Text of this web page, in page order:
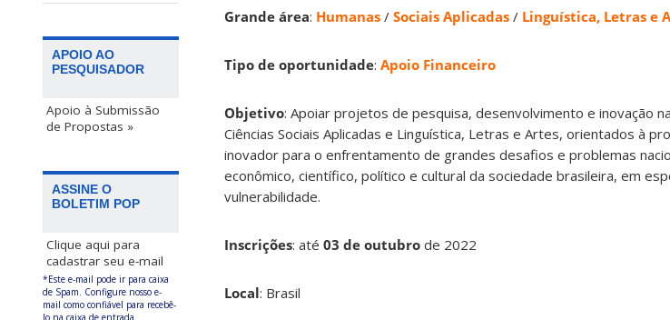
APOIO AO
PESQUISADOR
Apoio à Submissão
de Propostas »
ASSINE O
BOLETIM POP
Clique aqui para
cadastrar seu e-mail
*Este e-mail pode ir para caixa
de Spam. Configure nosso e-
mail como confiável para recebê-
lo na caixa de entrada.
Grande área: Humanas / Sociais Aplicadas / Linguística, Letras e
Tipo de oportunidade: Apoio Financeiro
Objetivo: Apoiar projetos de pesquisa, desenvolvimento e inovação
Ciências Sociais Aplicadas e Linguística, Letras e Artes, orientados à
inovador para o enfrentamento de grandes desafios e problemas
econômico, científico, político e cultural da sociedade brasileira, em
vulnerabilidade.
Inscrições: até 03 de outubro de 2022
Local: Brasil